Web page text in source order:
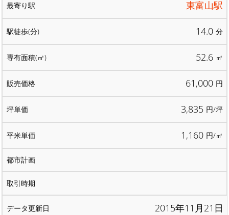
東富山駅
14.0 分
52.6 ㎡
61,000 円
3,835 円/坪
1,160 円/㎡
2015年11月21日